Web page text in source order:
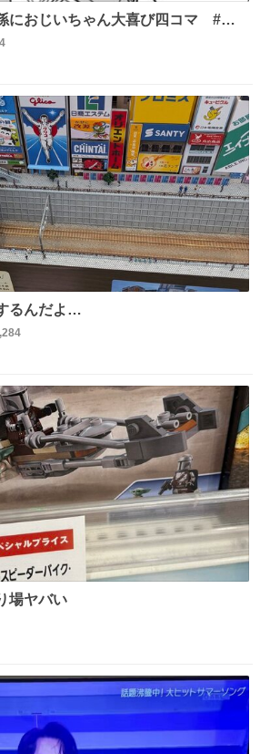
におじいちゃん大喜び四コマ #四
画が読めるハッシュタグ
るんだよ…
場ヤバい